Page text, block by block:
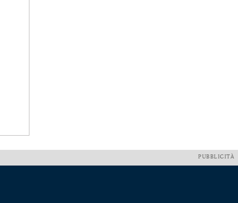
PUBBLICITÀ